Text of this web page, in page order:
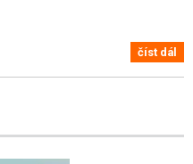
číst dál